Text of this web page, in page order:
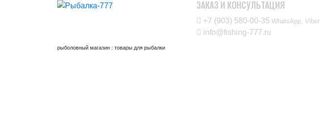
рыболовный магазин : товары для рыбалки
ЗАКАЗ И КОНСУЛЬТАЦИЯ
+7 (903) 580-00-35‬ WhatsApp, Viber
info@fishing-777.ru